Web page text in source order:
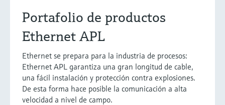
Portafolio de productos
Ethernet APL
Ethernet se prepara para la industria de procesos:
Ethernet APL garantiza una gran longitud de cable,
una fácil instalación y protección contra explosiones.
De esta forma hace posible la comunicación a alta
velocidad a nivel de campo.